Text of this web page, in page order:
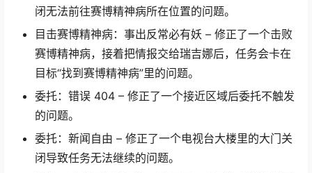
闭无法前往赛博精神病所在位置的问题。
目击赛博精神病：事出反常必有妖 – 修正了一个击败
赛博精神病，接着把情报交给瑞吉娜后，任务会卡在
目标“找到赛博精神病”里的问题。
委托：错误 404 – 修正了一个接近区域后委托不触发
的问题。
委托：新闻自由 – 修正了一个电视台大楼里的大门关
闭导致任务无法继续的问题。